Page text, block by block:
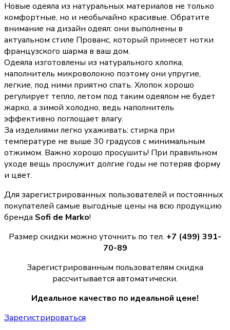
Новые одеяла из натуральных материалов не только
комфортные, но и необычайно красивые. Обратите
внимание на дизайн одеял: они выполнены в
актуальном стиле Прованс, который принесет нотки
французского шарма в ваш дом.
Одеяла изготовлены из натурального хлопка,
наполнитель микроволокно поэтому они упругие,
легкие, под ними приятно спать. Хлопок хорошо
регулирует тепло, летом под таким одеялом не будет
жарко, а зимой холодно, ведь наполнитель
эффективно поглощает влагу.
За изделиями легко ухаживать: стирка при
температуре не выше 30 градусов с минимальным
отжимом. Важно хорошо просушить! При правильном
уходе вещь прослужит долгие годы не потеряв форму
и цвет.
Для зарегистрированных пользователей и постоянных
покупателей самые выгодные цены на всю продукцию
бренда Sofi de Marko!
Размер скидки можно уточнить по тел. +7 (499) 391-
70-89
Зарегистрированным пользователям скидка
рассчитывается автоматически.
Идеальное качество по идеальной цене!
Зарегистрироваться